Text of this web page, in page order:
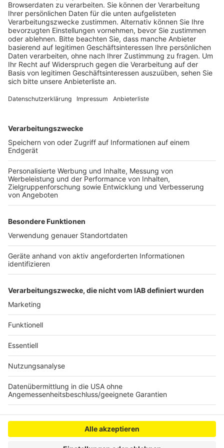
Veröffentlicht:Dienstag, 07.06.2022 14:02
Anzeige
Der Experte ist besorgt, dass Corona, Ukraine-Krieg
der Bildung abgezogen werden. Die internationale
Neuheiten aus den Bereichen Kita, Schule, Hochschule
und berufliche Bildung.Unter den Ausstellern sind
Anbieter von Lehrmaterialien und Lernspielzeugen
sowie Verbände und Behörden. Ein Schwerpunkt ist die
Digitalisierung der Schulen. Außerdem geht es in
einigen der zahlreichen Diskussions- und
Weiterbildungsforen um die Integration geflüchteten
Wegen der Corona-Pandemie hatte die normalerweise
jährlich abwechselnd in Köln, Stuttgart und Hannover
veranstaltete Fachmesse zuletzt 2019 in Köln als
Präsenzveranstaltung stattgefunden - damals mit gut
Anzeige